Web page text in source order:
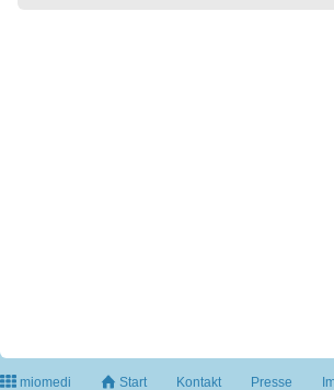
miomedi Start Kontakt Presse